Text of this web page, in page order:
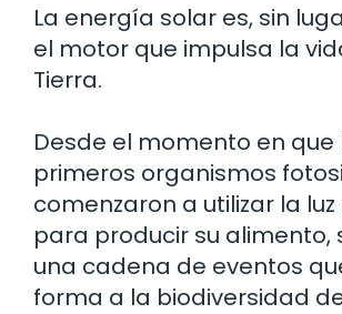
La energía solar es, sin
el motor que impulsa la
Tierra.
Desde el momento en que
primeros organismos
comenzaron a utilizar la luz
para producir su alimento,
una cadena de eventos
forma a la biodiversidad